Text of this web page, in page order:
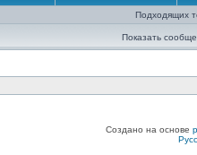
Подходящих
Показать
Создано на основе